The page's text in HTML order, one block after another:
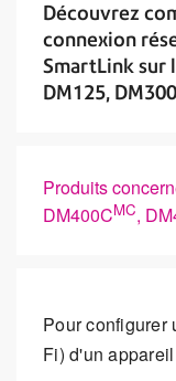
Découvrez
connexion
SmartLink sur
DM125,
Produits
DM400CMC,
Pour configurer
Fi) d'un